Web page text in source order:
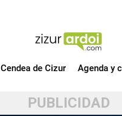
Cendea de Cizur Agenda y
PUBLICIDAD